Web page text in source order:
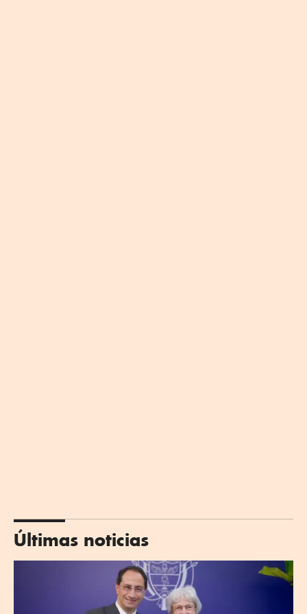
Últimas noticias